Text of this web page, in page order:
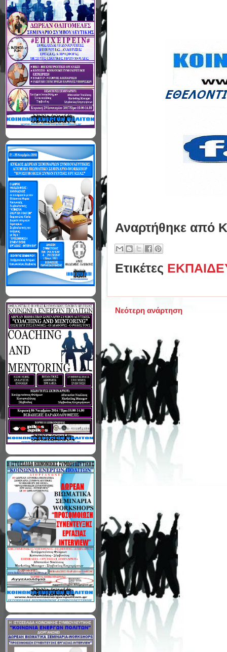
Αναρτήθηκε από
Ετικέτες
Νεότερη ανάρτηση